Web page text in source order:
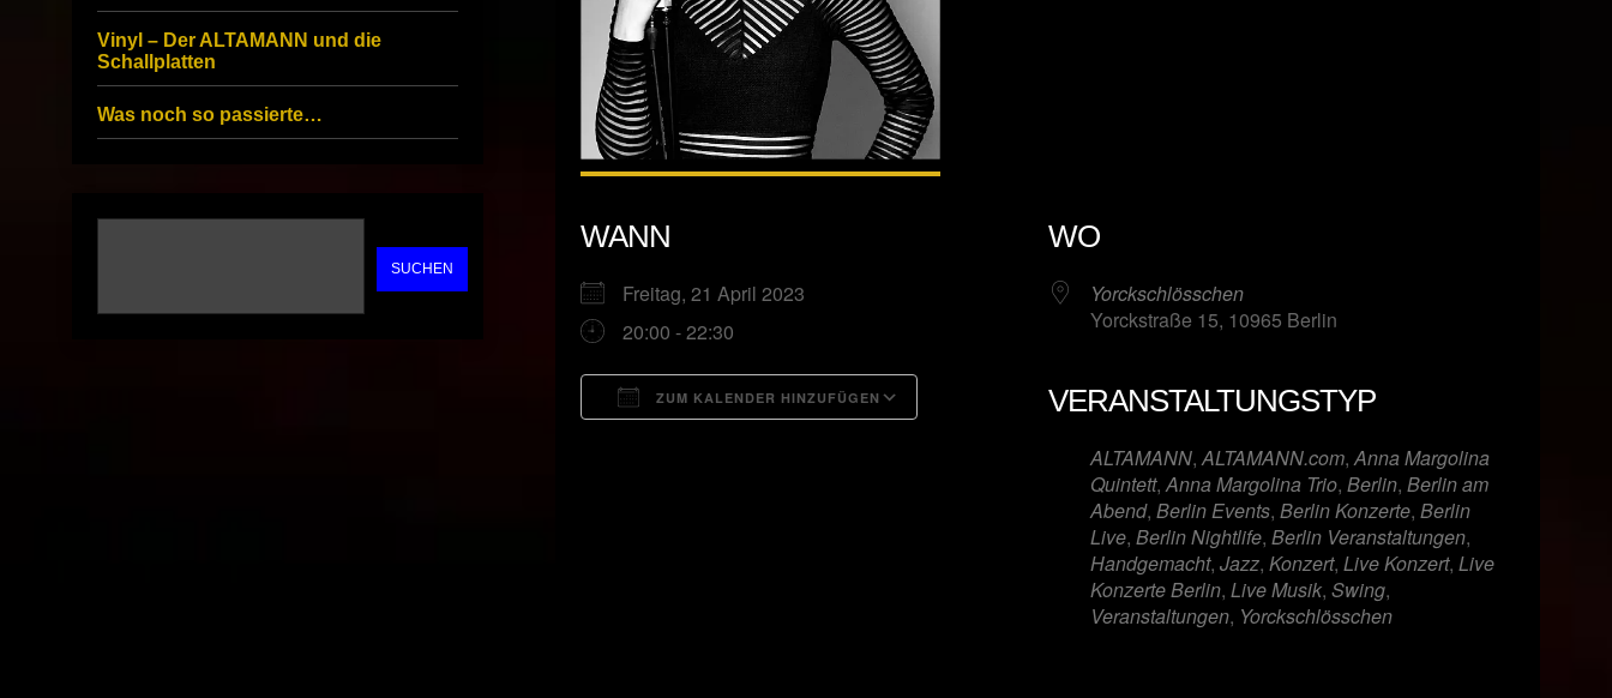
WANN
Freitag, 21 April 2023
20:00 - 22:30
ZUM KALENDER HINZUFÜGEN
WO
Yorckschlösschen
Yorckstraße 15, 10965 Berlin
VERANSTALTUNGSTYP
ALTAMANN,ALTAMANN.com,Anna Margolina
Quintett,Anna Margolina Trio, Berlin, Berlin am
Abend, Berlin Events, Berlin Konzerte, Berlin
Live, Berlin Nightlife, Berlin Veranstaltungen,
Handgemacht, Jazz, Konzert, Live Konzert, Live
Konzerte Berlin, Live Musik, Swing,
Veranstaltungen, Yorckschlösschen
Vinyl – Der ALTAMANN und die
Schallplatten
Was noch so passierte…
SUCHEN